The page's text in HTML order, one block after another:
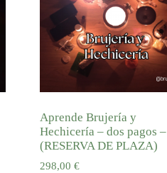
Aprende Brujería y
Hechicería – dos pagos –
(RESERVA DE PLAZA)
298,00€